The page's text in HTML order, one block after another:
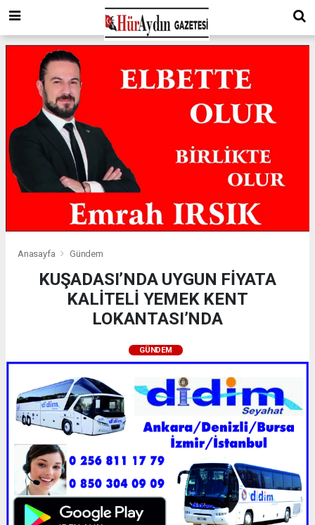
Anasayfa Gündem
KUŞADASI’NDA UYGUN FİYATA
KALİTELİ YEMEK KENT
LOKANTASI’NDA
GÜNDEM